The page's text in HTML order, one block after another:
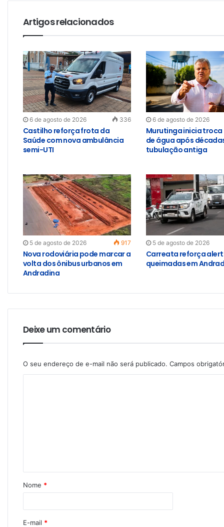
Artigos relacionados
6 de agosto de 2026 336
Castilho reforça frota da
Saúde com nova ambulância
semi-UTI
6 de agosto de 2026
Murutinga inicia troca
de água após
tubulação antiga
5 de agosto de 2026 917
Nova rodoviária pode marcar a
volta dos ônibus urbanos em
Andradina
5 de agosto de 2026
Carreata reforça
queimadas em
Deixe um comentário
O seu endereço de e-mail não será publicado. Campos
Nome *
E-mail *